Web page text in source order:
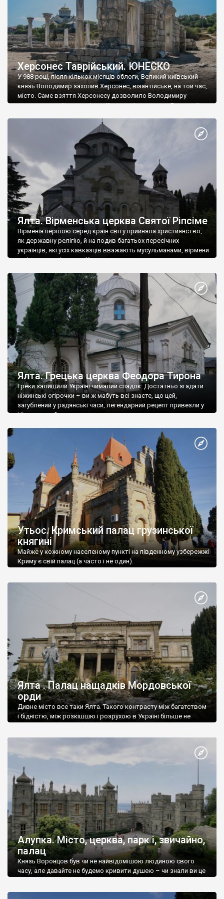
Херсонес Таврійський. ЮНЕСКО
У 988 році, після кількох місяців облоги, Великий київський
князь Володимир захопив Херсонес, візантійське, на той час,
місто. Саме взяття Херсонесу дозволило Володимиру
диктувати свої умови візантійському імператору Василю ІІ, та
Херсонесі Володимир-язичник, став Василем-християнином.
А потім було Хрещення Русі. На честь Херсонесу Таврійського
Ялта. Вірменська церква Святої Ріпсіме
Вірменія першою серед країн світу прийняла християнство,
як державну релігію, й на подив багатьох пересічних
українців, які усіх кавказців вважають мусульманами, вірмени
є відданими вірянами Христа
Ялта. Грецька церква Феодора Тирона
Греки залишили Україні чималий спадок. Достатньо згадати
ніжинські огірочки – ви ж мабуть всі знаєте, що цей,
загублений у радянські часи, легендарний рецепт привезли у
Ніжин греки?
Утьос. Кримський палац грузинської
княгині
Майже у кожному населеному пункті на південному узбережжі
Криму є свій палац (а часто і не один).
Ялта . Палац нащадків Мордовської
орди
Дивне місто все таки Ялта. Такого контрасту між багатством
і бідністю, між розкішшю і розрухою в Україні більше не
Алупка. Місто, церква, парк і, звичайно,
палац
Князь Воронцов був чи не найвідомішою людиною свого
часу, але давайте не будемо кривити душею – чи знали ви це